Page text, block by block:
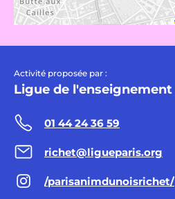
Activité proposée par :
Ligue de l'enseignement
01 44 24 36 59
richet@ligueparis.org
/parisanimdunoisrichet/